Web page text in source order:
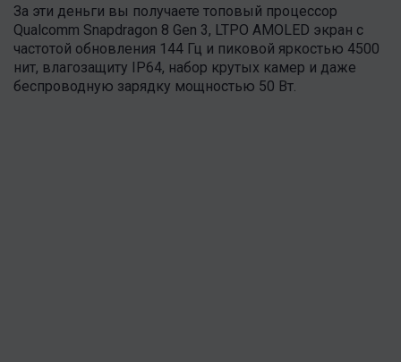
За эти деньги вы получаете топовый процессор
Qualcomm Snapdragon 8 Gen 3, LTPO AMOLED экран с
частотой обновления 144 Гц и пиковой яркостью 4500
нит, влагозащиту IP64, набор крутых камер и даже
беспроводную зарядку мощностью 50 Вт.